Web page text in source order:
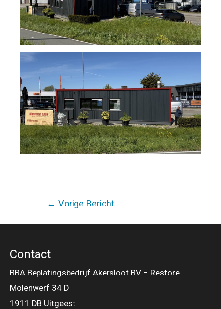
Bericht
← Vorige Bericht
Contact
BBA Beplatingsbedrijf Akersloot BV – Restore
Molenwerf 34 D
1911 DB Uitgeest